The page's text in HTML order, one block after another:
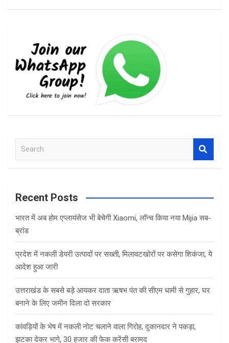
a
c
Recent Posts
भारत में अब होम एप्लायंसेज भी बेचेगी Xiaomi, लॉन्च किया नया Mijia सब-
ब्रांड
प्रदेश में नकली डेयरी उत्पादों पर सख्ती, मिलावटखोरों पर कसेगा शिकंजा, ये
आदेश हुआ जारी
उत्तराखंड के सबसे बड़े आयकर दाता ऋषभ पंत की सीएम धामी से गुहार, घर
बनाने के लिए जमीन दिला दो सरकार
कांवड़ियों के भेष में नकली नोट चलाने वाला गिरोह, दुकानदार ने पकड़ा,
झटका देकर भागे, 30 हजार की फेक करेंसी बरामद